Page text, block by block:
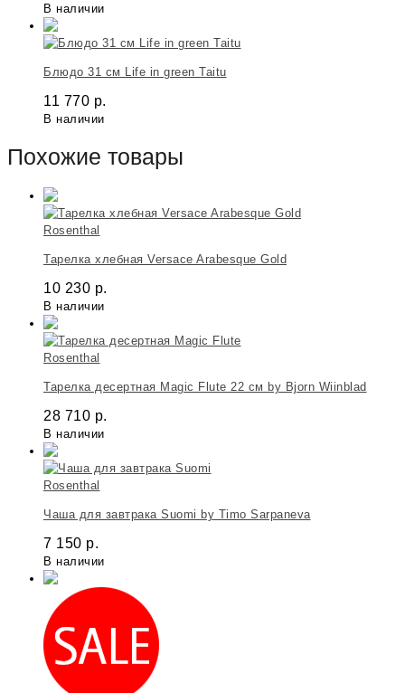
В наличии
Блюдо 31 см Life in green Taitu
11 770 р.
В наличии
Похожие товары
Rosenthal
Тарелка хлебная Versace Arabesque Gold
10 230 р.
В наличии
Rosenthal
Тарелка десертная Magic Flute 22 см by Bjorn Wiinblad
28 710 р.
В наличии
Rosenthal
Чаша для завтрака Suomi by Timo Sarpaneva
7 150 р.
В наличии